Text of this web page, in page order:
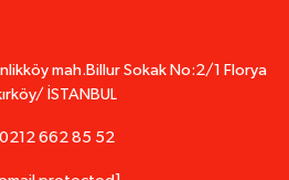
mah.Billur Sokak No:2/1 Florya
İSTANBUL
0212 662 85 52